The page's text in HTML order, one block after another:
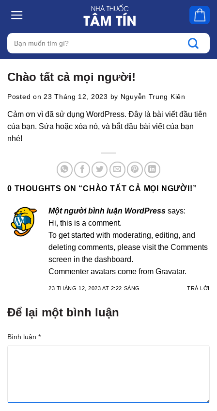
Tìm
kiếm:
Chào tất cả mọi người!
Posted on 23 Tháng 12, 2023 by Nguyễn Trung Kiên
Cảm ơn vì đã sử dụng WordPress. Đây là bài viết đầu tiên
của bạn. Sửa hoặc xóa nó, và bắt đầu bài viết của bạn
nhé!
0 THOUGHTS ON “CHÀO TẤT CẢ MỌI NGƯỜI!”
Một người bình luận WordPress says:
Hi, this is a comment.
To get started with moderating, editing, and
deleting comments, please visit the Comments
screen in the dashboard.
Commenter avatars come from Gravatar.
23 THÁNG 12, 2023 AT 2:22 SÁNG TRẢ LỜI
Để lại một bình luận
Bình luận *